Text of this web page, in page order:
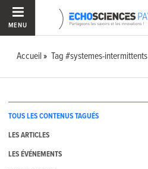
MENU
Accueil Tag #systemes-intermittents
TOUS LES CONTENUS TAGUÉS
LES ARTICLES
LES ÉVÉNEMENTS